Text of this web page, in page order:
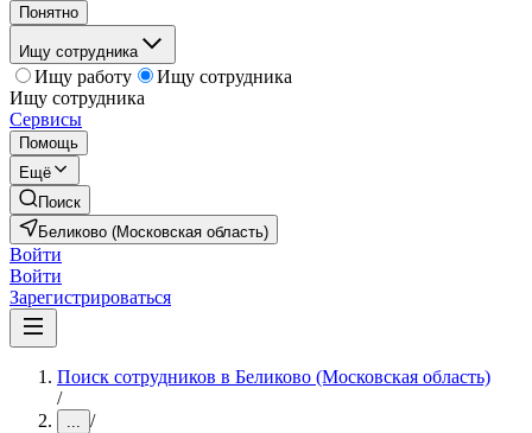
Понятно
Ищу сотрудника
Ищу работу
Ищу сотрудника
Ищу сотрудника
Сервисы
Помощь
Ещё
Поиск
Беликово (Московская область)
Войти
Войти
Зарегистрироваться
Поиск сотрудников в Беликово (Московская область)
/
... /